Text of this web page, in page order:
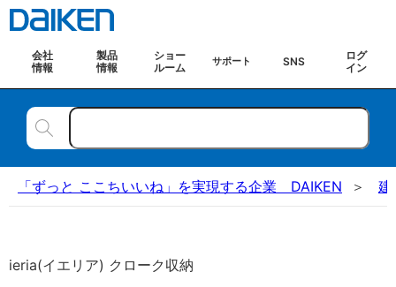
会社
情報
製品
情報
ショー
ルーム
サポート SNS
ログ
イン
「ずっと ここちいいね」を実現する企業 DAIKEN 建
ieria(イエリア) クローク収納